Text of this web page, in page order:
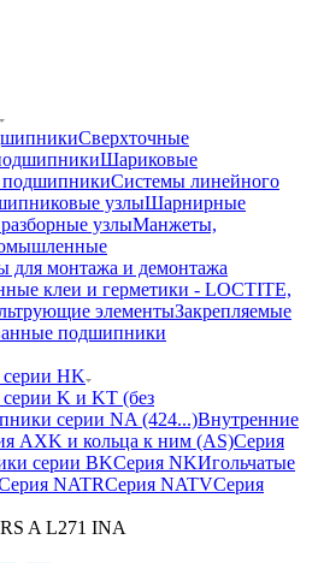
Сверхточные
Шариковые
Системы линейного
узлыШарнирные
узлыМанжеты,
для монтажа и демонтажа
клеи и герметики - LOCTITE,
элементыЗакрепляемые
подшипники
HK
K и KT (без
серии NA (424...)Внутренние
AXK и кольца к ним (AS)Серия
серии BKСерия NKИгольчатые
NATRСерия NATVСерия
A L271 INA